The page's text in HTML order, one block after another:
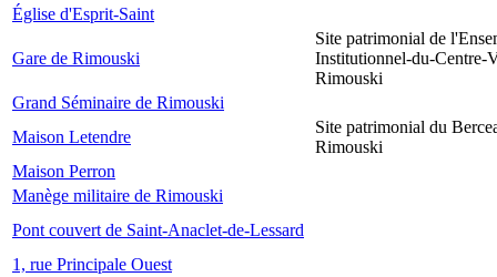
Église d'Esprit-Saint
Gare de Rimouski
Site patrimonial de
Institutionnel-du-Centre-
Rimouski
Grand Séminaire de Rimouski
Maison Letendre
Site patrimonial du
Rimouski
Maison Perron
Manège militaire de Rimouski
Pont couvert de Saint-Anaclet-de-Lessard
1, rue Principale Ouest